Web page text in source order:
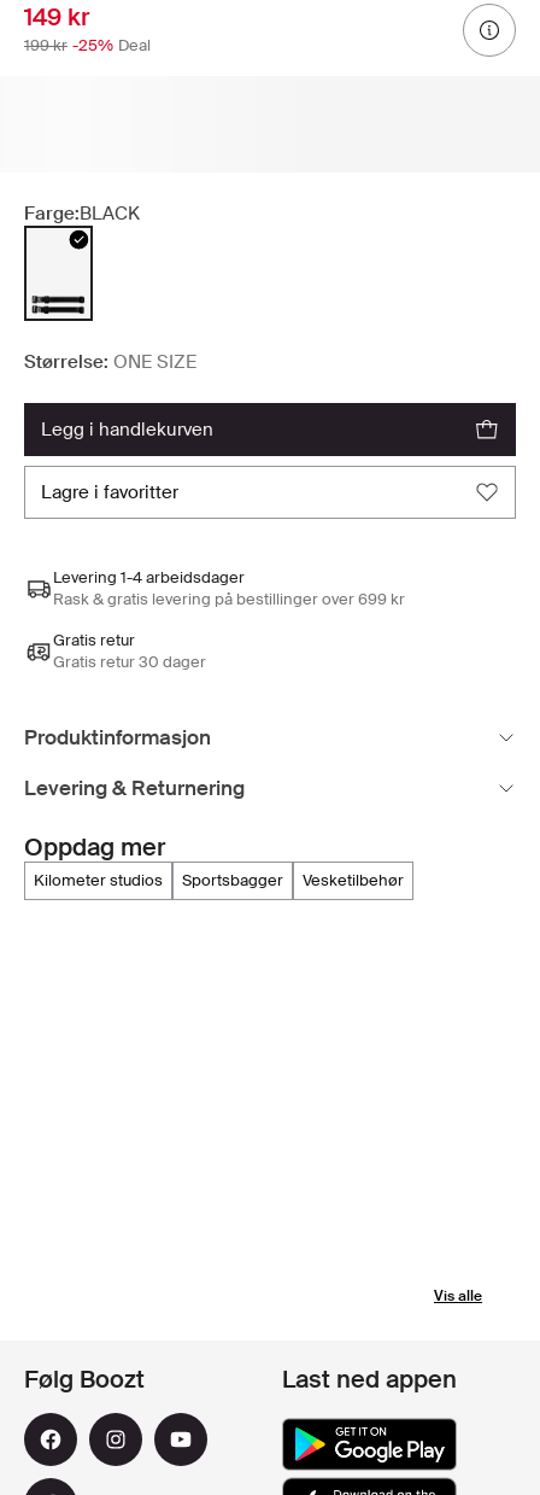
149 kr
199 kr -25% Deal
Farge:BLACK
Størrelse: ONE SIZE
legg i handlekurven
lagre i favoritter
Levering 1-4 arbeidsdager
Rask & gratis levering på bestillinger over 699 kr
Gratis retur
Gratis retur 30 dager
Produktinformasjon
Levering & Returnering
Oppdag mer
kilometer studios sportsbagger vesketilbehør
Vis alle
Følg Boozt Last ned appen